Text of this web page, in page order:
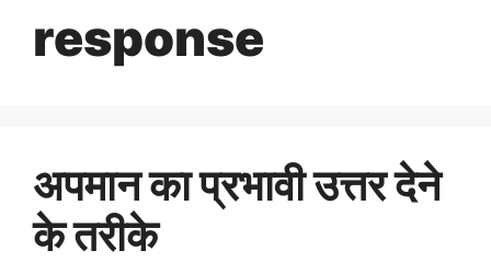
response
अपमान का प्रभावी उत्तर देने
के तरीके